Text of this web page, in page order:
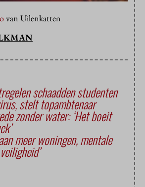
van Uilenkatten
schaadden studenten
stelt topambtenaar
zonder water: ‘Het boeit
meer woningen, mentale